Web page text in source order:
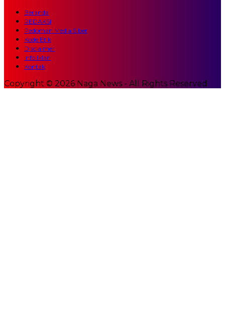
Beranda
REDAKSI
Pedoman Media Siber
Kode Etik
Disclaimer
Info Iklan
Kontak
Copyright © 2026 Naga News - All Rights Reserved